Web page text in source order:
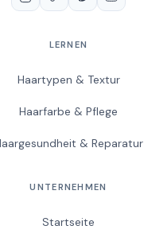
LERNEN
Haartypen & Textur
Haarfarbe & Pflege
& Reparatur
UNTERNEHMEN
Startseite